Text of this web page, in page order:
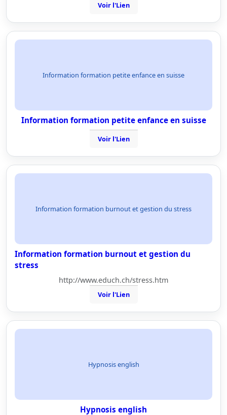
Voir l'Lien
Information formation petite enfance en suisse
Information formation petite enfance en suisse
Voir l'Lien
Information formation burnout et gestion du stress
Information formation burnout et gestion du
stress
http://www.educh.ch/stress.htm
Voir l'Lien
Hypnosis english
Hypnosis english